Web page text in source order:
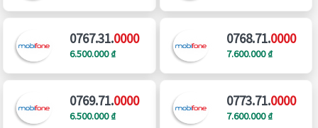
0767.31.0000
6.500.000 ₫
0768.71.0000
7.600.000 ₫
0769.71.0000
6.500.000 ₫
0773.71.0000
7.600.000 ₫